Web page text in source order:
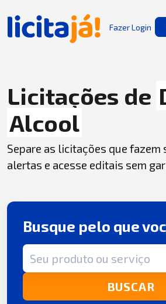
Fazer Login
Licitações de
Alcool
Separe as licitações que fazem
alertas e acesse editais sem
Busque pelo que
Termo de busca
BUSCAR